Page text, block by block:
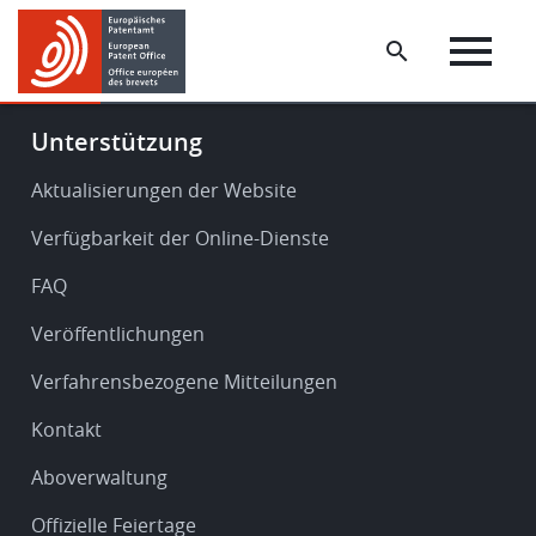
Skip
main
content
Skip
footer
Footer
Service
support
Unterstützung
Aktualisierungen der Website
Verfügbarkeit der Online-Dienste
FAQ
Veröffentlichungen
Verfahrensbezogene Mitteilungen
Kontakt
Aboverwaltung
Offizielle Feiertage